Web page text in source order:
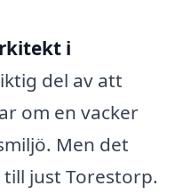
i
del av att
om en vacker
Men det
just Torestorp.